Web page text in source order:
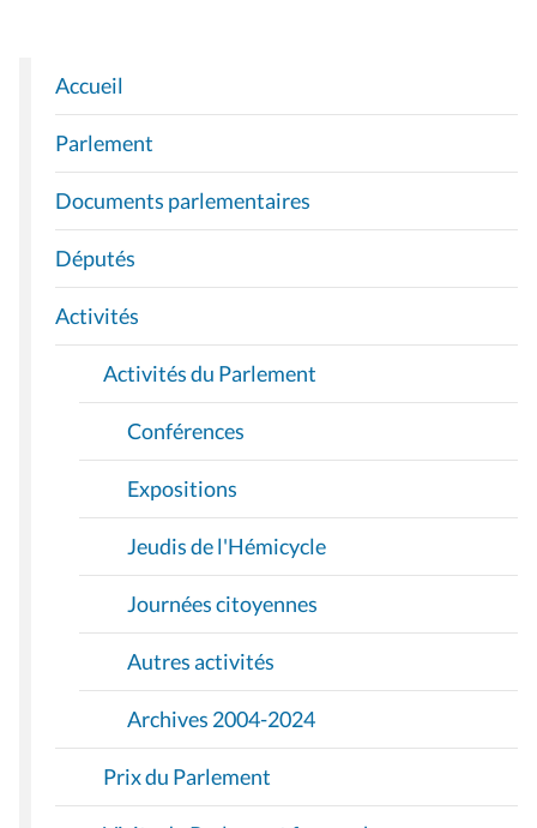
N
A
V
I
G
A
T
I
O
Accueil
Parlement
Documents parlementaires
Députés
Activités
Activités du Parlement
Conférences
Expositions
Jeudis de l'Hémicycle
Journées citoyennes
Autres activités
Archives 2004-2024
Prix du Parlement